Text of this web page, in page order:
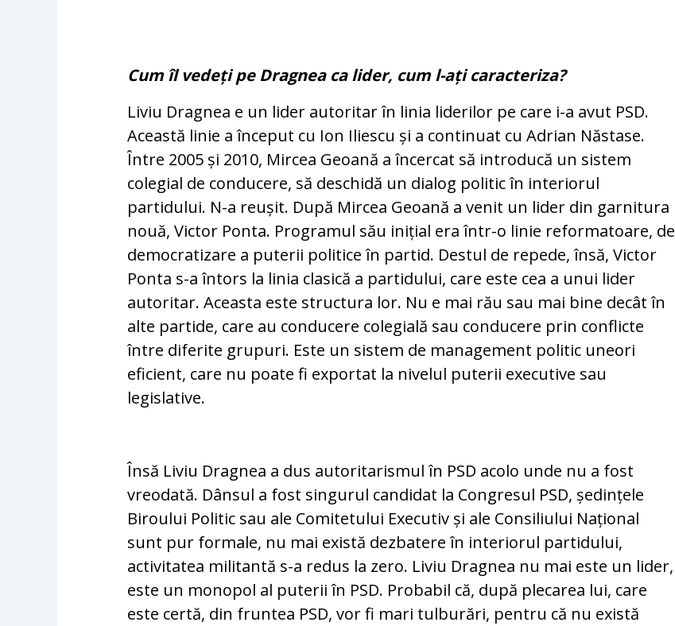
Cum îl vedeți pe Dragnea ca lider, cum l-ați caracteriza?
Liviu Dragnea e un lider autoritar în linia liderilor pe care i-a avut PSD.
Această linie a început cu Ion Iliescu și a continuat cu Adrian Năstase.
Între 2005 și 2010, Mircea Geoană a încercat să introducă un sistem
colegial de conducere, să deschidă un dialog politic în interiorul
partidului. N-a reușit. După Mircea Geoană a venit un lider din garnitura
nouă, Victor Ponta. Programul său inițial era într-o linie reformatoare, de
democratizare a puterii politice în partid. Destul de repede, însă, Victor
Ponta s-a întors la linia clasică a partidului, care este cea a unui lider
autoritar. Aceasta este structura lor. Nu e mai rău sau mai bine decât în
alte partide, care au conducere colegială sau conducere prin conflicte
între diferite grupuri. Este un sistem de management politic uneori
eficient, care nu poate fi exportat la nivelul puterii executive sau
legislative.
Însă Liviu Dragnea a dus autoritarismul în PSD acolo unde nu a fost
vreodată. Dânsul a fost singurul candidat la Congresul PSD, ședințele
Biroului Politic sau ale Comitetului Executiv și ale Consiliului Național
sunt pur formale, nu mai există dezbatere în interiorul partidului,
activitatea militantă s-a redus la zero. Liviu Dragnea nu mai este un lider,
este un monopol al puterii în PSD. Probabil că, după plecarea lui, care
este certă, din fruntea PSD, vor fi mari tulburări, pentru că nu există